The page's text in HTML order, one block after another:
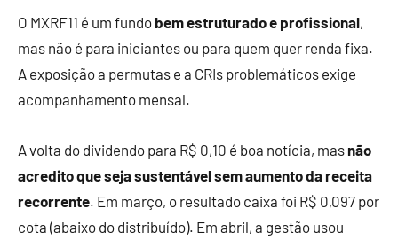
O MXRF11 é um fundo bem estruturado e profissional,
mas não é para iniciantes ou para quem quer renda fixa.
A exposição a permutas e a CRIs problemáticos exige
acompanhamento mensal.
A volta do dividendo para R$ 0,10 é boa notícia, masnão
acredito que seja sustentável sem aumento da receita
recorrente. Em março, o resultado caixa foi R$ 0,097 por
cota (abaixo do distribuído). Em abril, a gestão usou